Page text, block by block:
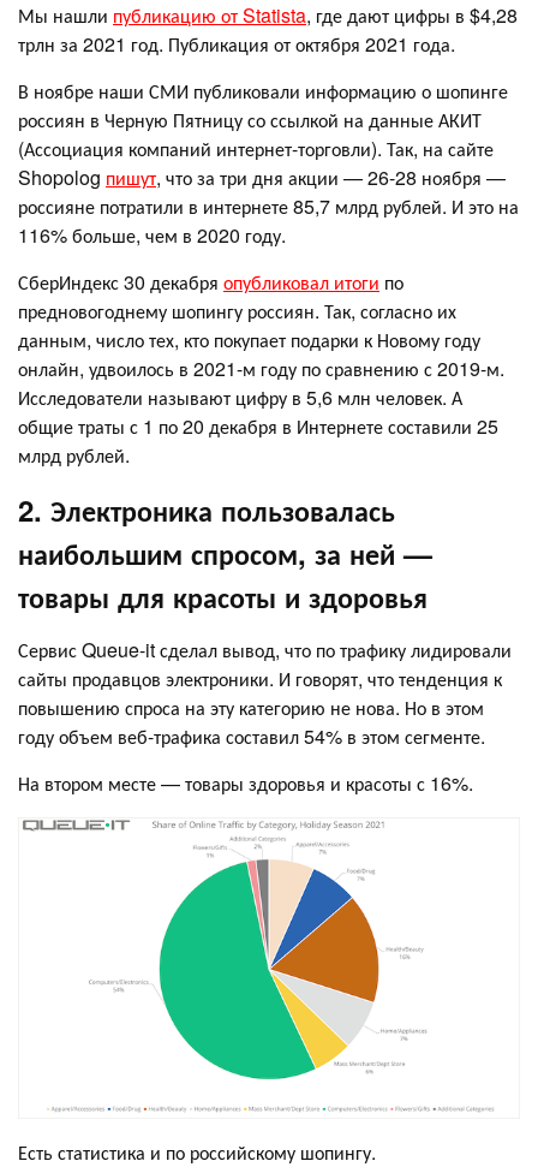
Мы нашли публикацию от Statista, где дают цифры в $4,28
трлн за 2021 год. Публикация от октября 2021 года.
В ноябре наши СМИ публиковали информацию о шопинге
россиян в Черную Пятницу со ссылкой на данные АКИТ
(Ассоциация компаний интернет-торговли). Так, на сайте
Shopolog пишут, что за три дня акции — 26-28 ноября —
россияне потратили в интернете 85,7 млрд рублей. И это на
116% больше, чем в 2020 году.
СберИндекс 30 декабря опубликовал итоги по
предновогоднему шопингу россиян. Так, согласно их
данным, число тех, кто покупает подарки к Новому году
онлайн, удвоилось в 2021-м году по сравнению с 2019-м.
Исследователи называют цифру в 5,6 млн человек. А
общие траты с 1 по 20 декабря в Интернете составили 25
млрд рублей.
2. Электроника пользовалась
наибольшим спросом, за ней —
товары для красоты и здоровья
Сервис Queue-it сделал вывод, что по трафику лидировали
сайты продавцов электроники. И говорят, что тенденция к
повышению спроса на эту категорию не нова. Но в этом
году объем веб-трафика составил 54% в этом сегменте.
На втором месте — товары здоровья и красоты с 16%.
Есть статистика и по российскому шопингу.